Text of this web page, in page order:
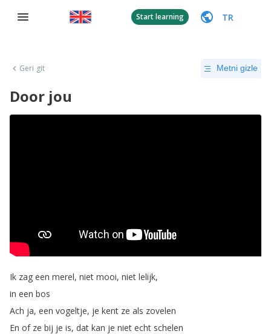
Start learning TR
Geri git Metni gizle
Door jou
Ik zag een merel, niet mooi, niet lelijk,
in een bos
Ach ja, een vogeltje, je kent ze als zovelen
En of ze bij je is, dat kan je niet echt schelen